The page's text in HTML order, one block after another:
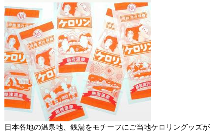
日本各地の温泉地、銭湯をモチーフにご当地ケロリングッズが